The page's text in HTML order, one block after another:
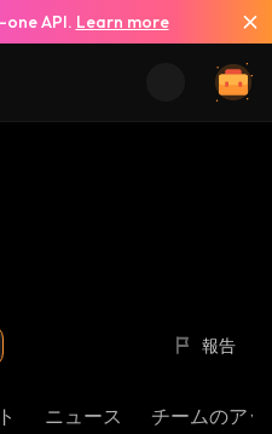
one API. Learn more
報告
ニュース チームのア